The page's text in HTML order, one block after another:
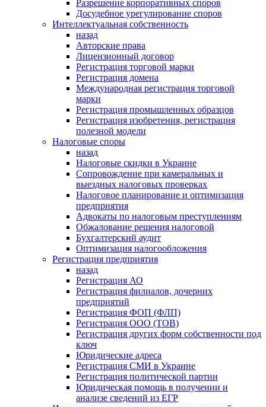
Разрешение корпоративных споров
Досудебное урегулирование споров
Интеллектуальная собственность
назад
Авторские права
Лицензионный договор
Регистрация торговой марки
Регистрация домена
Международная регистрация торговой
марки
Регистрация промышленных образцов
Регистрация изобретения, регистрация
полезной модели
Налоговые споры
назад
Налоговые скидки в Украине
Сопровождение при камеральных и
выездных налоговых проверках
Налоговое планирование и оптимизация
предприятия
Адвокаты по налоговым преступлениям
Обжалование решения налоговой
Бухгалтерский аудит
Оптимизация налогообложения
Регистрация предприятия
назад
Регистрация АО
Регистрация филиалов, дочерних
предприятий
Регистрация ФОП (ФЛП)
Регистрация ООО (ТОВ)
Регистрация других форм собственности под
ключ
Юридические адреса
Регистрация СМИ в Украине
Регистрация политической партии
Юридическая помощь в получении и
анализе сведений из ЕГР